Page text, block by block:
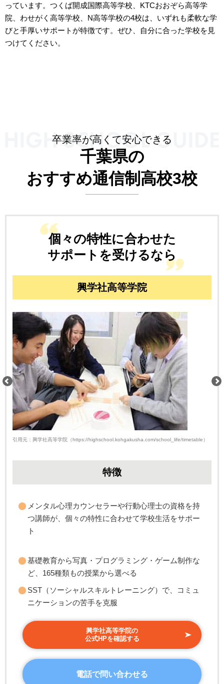
っています。つくば開成国際高等学校、KTCおおぞら高等学
院、わせがく高等学校、N高等学校の4校は、いずれも柔軟な学
びと手厚いサポートが特徴です。ぜひ、自分に合った学校を見
つけてください。
卒業率が高くて安心できる
千葉県の
おすすめ通信制高校3校
個々の特性に合わせた
サポートを受けるなら
興学社高等学院
引用元：興学社高等学院（https://highschool.kohgakusha.com/school_life/timetable）
特徴
メンタル心理カウンセラーや行動心理士の資格を持
つ講師が、個々の特性に合わせて学校生活をサポー
ト
基礎教育から写真・プログラミング・ゲーム制作な
ど、165種類もの授業から選べる
SST（ソーシャルスキルトレーニング）で、コミュ
ニケーションの苦手を克服
興学社高等学院の
公式HPを確認する
電話で問い合わせる